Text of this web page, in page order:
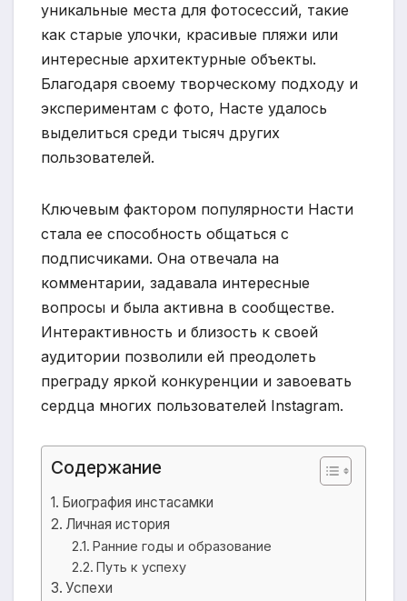
уникальные места для фотосессий, такие
как старые улочки, красивые пляжи или
интересные архитектурные объекты.
Благодаря своему творческому подходу и
экспериментам с фото, Насте удалось
выделиться среди тысяч других
пользователей.
Ключевым фактором популярности Насти
стала ее способность общаться с
подписчиками. Она отвечала на
комментарии, задавала интересные
вопросы и была активна в сообществе.
Интерактивность и близость к своей
аудитории позволили ей преодолеть
преграду яркой конкуренции и завоевать
сердца многих пользователей Instagram.
Содержание
Биография инстасамки
Личная история
Ранние годы и образование
Путь к успеху
Успехи